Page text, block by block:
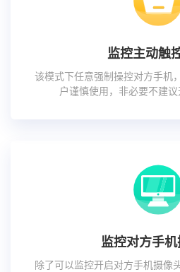
监控主动触
该模式下任意强制操控对方手机
户谨慎使用，非必要不建议
监控对方手
除了可以监控开启对方手机摄像